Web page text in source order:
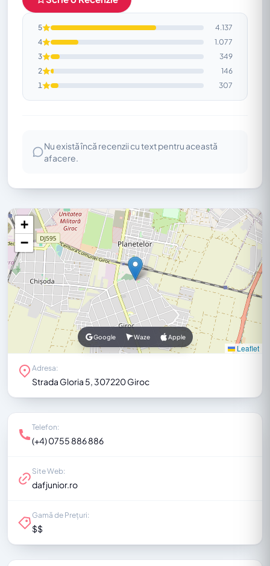
PARCARE
Parcare Gratuită
Parcare Stradală Gratuită
5
4.137
4
1.077
3
349
2
146
1
307
Nu există încă recenzii cu text pentru această
afacere.
+
−
Leaflet
Google Waze Apple
Adresa:
Strada Gloria 5, 307220 Giroc
Telefon:
(+4) 0755 886 886
Site Web:
dafjunior.ro
Gamă de Prețuri:
$$